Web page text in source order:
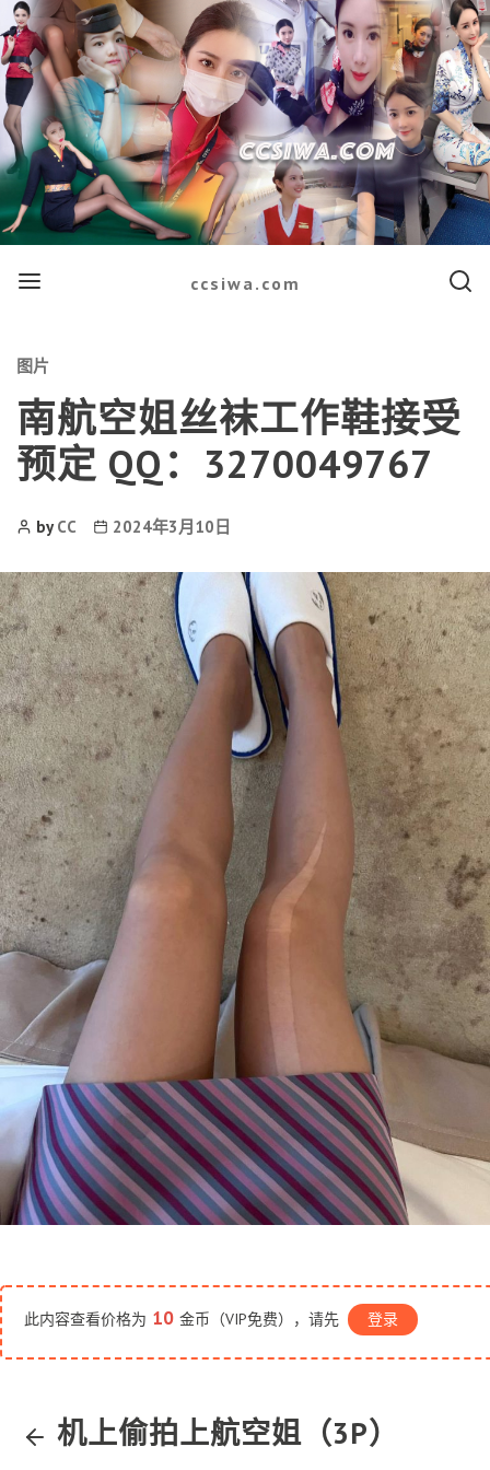
Menu ccsiwa.com Search
Categories
图片
南航空姐丝袜工作鞋接受
预定 QQ：3270049767
PostbyCC
Post2024年3月10日
此内容查看价格为 10 金币（VIP免费），请先 登录
机上偷拍上航空姐（3P）